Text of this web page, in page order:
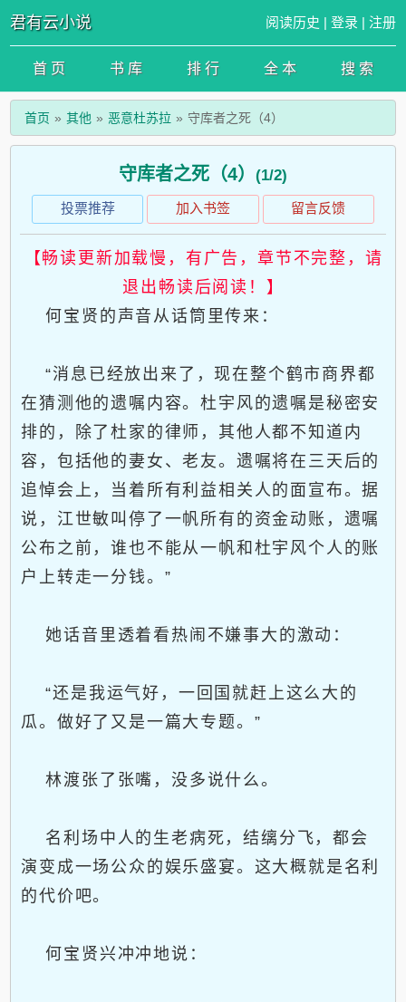
君有云小说 阅读历史 | 登录 | 注册
首 页 书 库 排 行 全 本 搜 索
首页 其他 恶意杜苏拉 守库者之死（4）
守库者之死（4） (1/2)
投票推荐 加入书签 留言反馈
【畅读更新加载慢，有广告，章节不完整，请
退出畅读后阅读！】
何宝贤的声音从话筒里传来：
“消息已经放出来了，现在整个鹤市商界都
在猜测他的遗嘱内容。杜宇风的遗嘱是秘密安
排的，除了杜家的律师，其他人都不知道内
容，包括他的妻女、老友。遗嘱将在三天后的
追悼会上，当着所有利益相关人的面宣布。据
说，江世敏叫停了一帆所有的资金动账，遗嘱
公布之前，谁也不能从一帆和杜宇风个人的账
户上转走一分钱。”
她话音里透着看热闹不嫌事大的激动：
“还是我运气好，一回国就赶上这么大的
瓜。做好了又是一篇大专题。”
林渡张了张嘴，没多说什么。
名利场中人的生老病死，结缡分飞，都会
演变成一场公众的娱乐盛宴。这大概就是名利
的代价吧。
何宝贤兴冲冲地说：